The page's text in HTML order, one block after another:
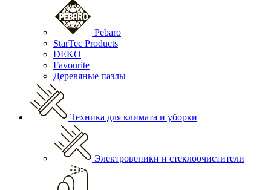
Pebaro
StarTec Products
DEKO
Favourite
Деревяные пазлы
Техника для климата и уборки
Электровеники и стеклоочистители